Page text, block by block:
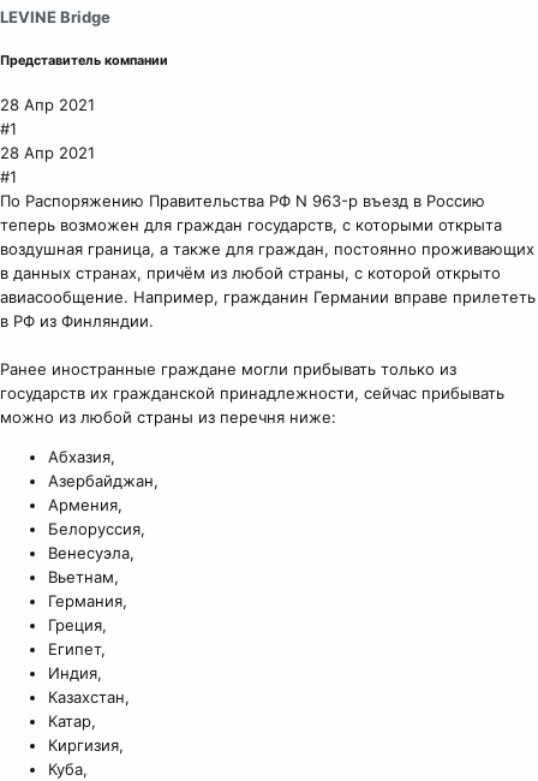
LEVINE Bridge
Представитель компании
28 Апр 2021
#1
28 Апр 2021
#1
По Распоряжению Правительства РФ N 963-р въезд в Россию
теперь возможен для граждан государств, с которыми открыта
воздушная граница, а также для граждан, постоянно проживающих
в данных странах, причём из любой страны, с которой открыто
авиасообщение. Например, гражданин Германии вправе прилететь
в РФ из Финляндии.
Ранее иностранные граждане могли прибывать только из
государств их гражданской принадлежности, сейчас прибывать
можно из любой страны из перечня ниже:
Абхазия,
Азербайджан,
Армения,
Белоруссия,
Венесуэла,
Вьетнам,
Германия,
Греция,
Египет,
Индия,
Казахстан,
Катар,
Киргизия,
Куба,